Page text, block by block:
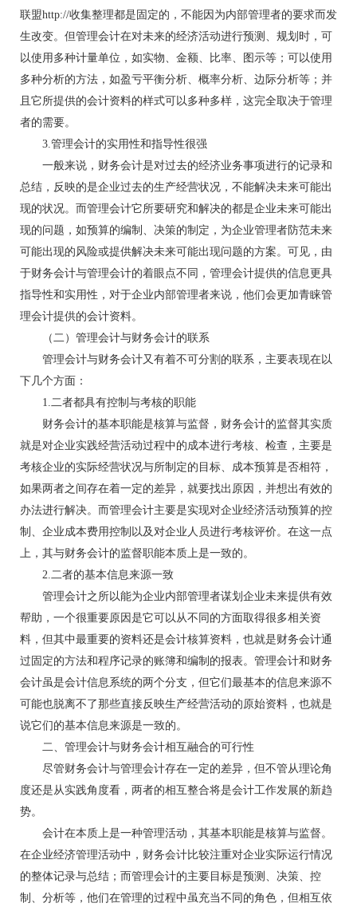
联盟http://收集整理都是固定的，不能因为内部管理者的要求而发
生改变。但管理会计在对未来的经济活动进行预测、规划时，可
以使用多种计量单位，如实物、金额、比率、图示等；可以使用
多种分析的方法，如盈亏平衡分析、概率分析、边际分析等；并
且它所提供的会计资料的样式可以多种多样，这完全取决于管理
者的需要。
3.管理会计的实用性和指导性很强
一般来说，财务会计是对过去的经济业务事项进行的记录和
总结，反映的是企业过去的生产经营状况，不能解决未来可能出
现的状况。而管理会计它所要研究和解决的都是企业未来可能出
现的问题，如预算的编制、决策的制定，为企业管理者防范未来
可能出现的风险或提供解决未来可能出现问题的方案。可见，由
于财务会计与管理会计的着眼点不同，管理会计提供的信息更具
指导性和实用性，对于企业内部管理者来说，他们会更加青睐管
理会计提供的会计资料。
（二）管理会计与财务会计的联系
管理会计与财务会计又有着不可分割的联系，主要表现在以
下几个方面：
1.二者都具有控制与考核的职能
财务会计的基本职能是核算与监督，财务会计的监督其实质
就是对企业实践经营活动过程中的成本进行考核、检查，主要是
考核企业的实际经营状况与所制定的目标、成本预算是否相符，
如果两者之间存在着一定的差异，就要找出原因，并想出有效的
办法进行解决。而管理会计主要是实现对企业经济活动预算的控
制、企业成本费用控制以及对企业人员进行考核评价。在这一点
上，其与财务会计的监督职能本质上是一致的。
2.二者的基本信息来源一致
管理会计之所以能为企业内部管理者谋划企业未来提供有效
帮助，一个很重要原因是它可以从不同的方面取得很多相关资
料，但其中最重要的资料还是会计核算资料，也就是财务会计通
过固定的方法和程序记录的账簿和编制的报表。管理会计和财务
会计虽是会计信息系统的两个分支，但它们最基本的信息来源不
可能也脱离不了那些直接反映生产经营活动的原始资料，也就是
说它们的基本信息来源是一致的。
二、管理会计与财务会计相互融合的可行性
尽管财务会计与管理会计存在一定的差异，但不管从理论角
度还是从实践角度看，两者的相互整合将是会计工作发展的新趋
势。
会计在本质上是一种管理活动，其基本职能是核算与监督。
在企业经济管理活动中，财务会计比较注重对企业实际运行情况
的整体记录与总结；而管理会计的主要目标是预测、决策、控
制、分析等，他们在管理的过程中虽充当不同的角色，但相互依